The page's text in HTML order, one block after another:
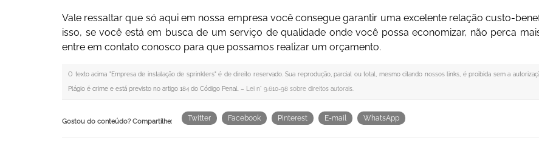
Vale ressaltar que só aqui em nossa empresa você consegue garantir uma excelente relação custo-
isso, se você está em busca de um serviço de qualidade onde você possa economizar, não perca
entre em contato conosco para que possamos realizar um orçamento.
O texto acima "Empresa de instalação de sprinklers" é de direito reservado. Sua reprodução, parcial ou total, mesmo citando nossos links, é proibida sem a
Plágio é crime e está previsto no artigo 184 do Código Penal. – Lei n° 9.610-98 sobre direitos autorais
Gostou do conteúdo? Compartilhe: Twitter Facebook Pinterest E-mail WhatsApp